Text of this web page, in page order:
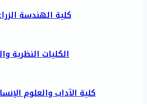
كلية الهندسة
الكليات النظرية
كلية الآداب والعلوم